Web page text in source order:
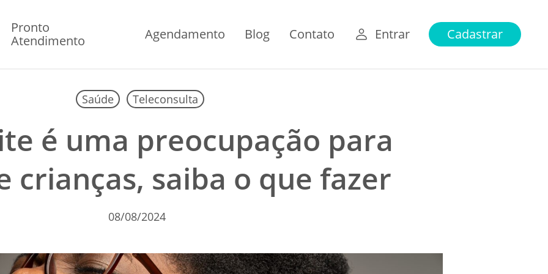
Pronto
Atendimento
Agendamento Blog Contato Entrar Cadastrar
Saúde Teleconsulta
é uma preocupação para
crianças, saiba o que fazer
08/08/2024